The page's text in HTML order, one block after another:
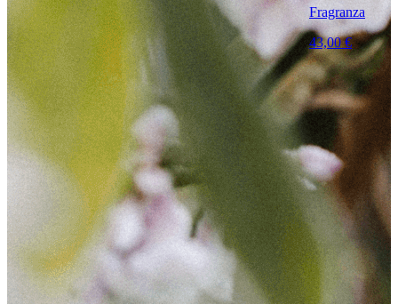
Fragranza
43,00 €